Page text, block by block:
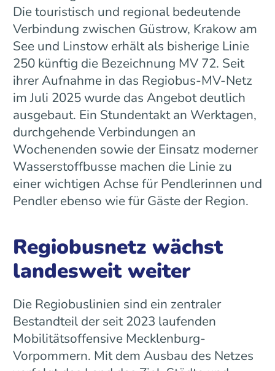
Die touristisch und regional bedeutende
Verbindung zwischen Güstrow, Krakow am
See und Linstow erhält als bisherige Linie
250 künftig die Bezeichnung MV 72. Seit
ihrer Aufnahme in das Regiobus-MV-Netz
im Juli 2025 wurde das Angebot deutlich
ausgebaut. Ein Stundentakt an Werktagen,
durchgehende Verbindungen an
Wochenenden sowie der Einsatz moderner
Wasserstoffbusse machen die Linie zu
einer wichtigen Achse für Pendlerinnen und
Pendler ebenso wie für Gäste der Region.
Regiobusnetz wächst
landesweit weiter
Die Regiobuslinien sind ein zentraler
Bestandteil der seit 2023 laufenden
Mobilitätsoffensive Mecklenburg-
Vorpommern. Mit dem Ausbau des Netzes